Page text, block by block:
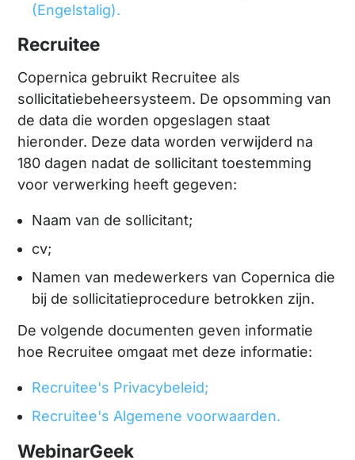
(Engelstalig).
Recruitee
Copernica gebruikt Recruitee als
sollicitatiebeheersysteem. De opsomming van
de data die worden opgeslagen staat
hieronder. Deze data worden verwijderd na
180 dagen nadat de sollicitant toestemming
voor verwerking heeft gegeven:
Naam van de sollicitant;
cv;
Namen van medewerkers van Copernica die
bij de sollicitatieprocedure betrokken zijn.
De volgende documenten geven informatie
hoe Recruitee omgaat met deze informatie:
Recruitee's Privacybeleid;
Recruitee's Algemene voorwaarden.
WebinarGeek